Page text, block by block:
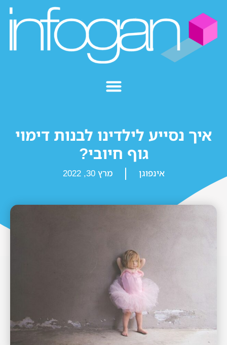
איך נסייע לילדינו לבנות דימוי
גוף חיובי?
אינפוגן מרץ 30, 2022